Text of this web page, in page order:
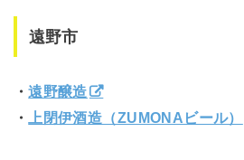
遠野市
・遠野醸造
・
上閉伊酒造（ZUMONAビール）